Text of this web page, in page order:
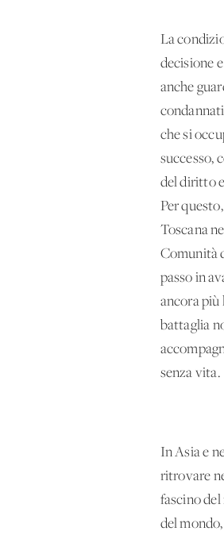
La
decisione
anche
che si
successo,
del diritto
Per
Toscana
Comunità
passo in
ancora più
battaglia
senza vita.
In Asia e
ritrovare
fascino
del